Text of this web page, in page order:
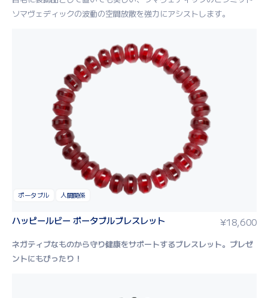
ソマヴェディックの波動の空間放散を強力にアシストします。
ポータブル 人間関係
ハッピールビー ポータブルブレスレット ¥18,600
ネガティブなものから守り健康をサポートするブレスレット。 プレゼ
ントにもぴったり！